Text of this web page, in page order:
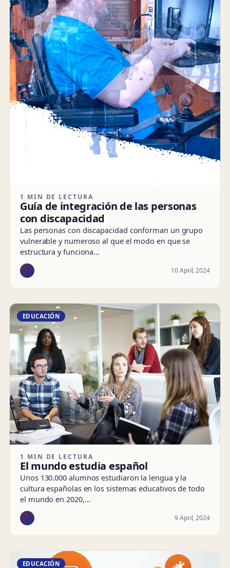
1 MIN DE LECTURA
Guía de integración de las personas
con discapacidad
Las personas con discapacidad conforman un grupo
vulnerable y numeroso al que el modo en que se
estructura y funciona…
10 April, 2024
EDUCACIÓN
1 MIN DE LECTURA
El mundo estudia español
Unos 130.000 alumnos estudiaron la lengua y la
cultura españolas en los sistemas educativos de todo
el mundo en 2020,…
9 April, 2024
EDUCACIÓN